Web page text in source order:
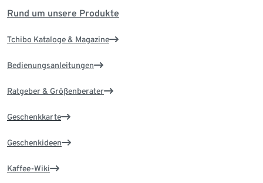
Rund um unsere Produkte
Tchibo Kataloge & Magazine
Bedienungsanleitungen
Ratgeber & Größenberater
Geschenkkarte
Geschenkideen
Kaffee-Wiki